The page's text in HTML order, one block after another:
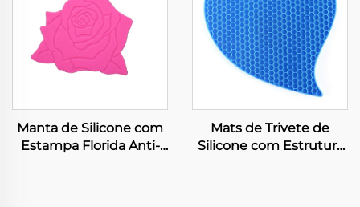
Escritório Chá Xícaras e
Pires
Manta de Silicone com
Estampa Florida Anti-
Mats de Trivete de
Silicone com Estrutura